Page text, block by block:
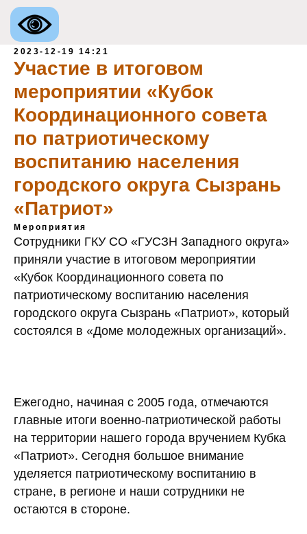
2023-12-19 14:21
Участие в итоговом
мероприятии «Кубок
Координационного совета
по патриотическому
воспитанию населения
городского округа Сызрань
«Патриот»
Мероприятия
Сотрудники ГКУ СО «ГУСЗН Западного округа»
приняли участие в итоговом мероприятии
«Кубок Координационного совета по
патриотическому воспитанию населения
городского округа Сызрань «Патриот», который
состоялся в «Доме молодежных организаций».
Ежегодно, начиная с 2005 года, отмечаются
главные итоги военно-патриотической работы
на территории нашего города вручением Кубка
«Патриот». Сегодня большое внимание
уделяется патриотическому воспитанию в
стране, в регионе и наши сотрудники не
остаются в стороне.